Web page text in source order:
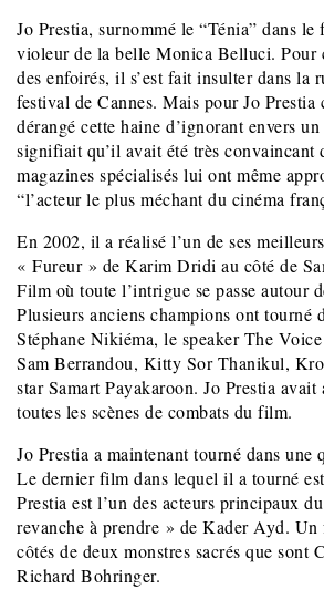
Jo Prestia, surnommé le “Ténia” dans
violeur de la belle Monica Belluci. Pour
des enfoirés, il s’est fait insulter dans la
festival de Cannes. Mais pour Jo Prestia
dérangé cette haine d’ignorant envers
signifiait qu’il avait été très convaincant
magazines spécialisés lui ont même
“l’acteur le plus méchant du cinéma
En 2002, il a réalisé l’un de ses
« Fureur » de Karim Dridi au côté de
Film où toute l’intrigue se passe autour
Plusieurs anciens champions ont tourné
Stéphane Nikiéma, le speaker The
Sam Berrandou, Kitty Sor Thanikul,
star Samart Payakaroon. Jo Prestia avait
toutes les scènes de combats du film.
Jo Prestia a maintenant tourné dans une
Le dernier film dans lequel il a tourné
Prestia est l’un des acteurs principaux
revanche à prendre » de Kader Ayd.
côtés de deux monstres sacrés que sont
Richard Bohringer.